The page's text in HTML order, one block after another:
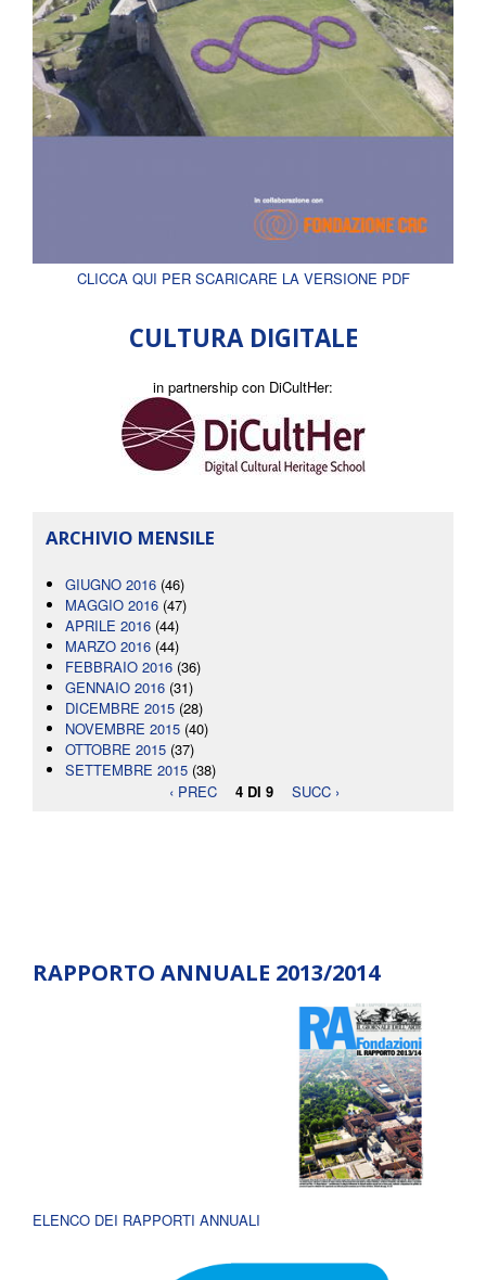
CLICCA QUI PER SCARICARE LA VERSIONE PDF
CULTURA DIGITALE
in partnership con DiCultHer:
ARCHIVIO MENSILE
GIUGNO 2016 (46)
MAGGIO 2016 (47)
APRILE 2016 (44)
MARZO 2016 (44)
FEBBRAIO 2016 (36)
GENNAIO 2016 (31)
DICEMBRE 2015 (28)
NOVEMBRE 2015 (40)
OTTOBRE 2015 (37)
SETTEMBRE 2015 (38)
‹ PREC
4 DI 9 SUCC ›
RAPPORTO ANNUALE 2013/2014
ELENCO DEI RAPPORTI ANNUALI